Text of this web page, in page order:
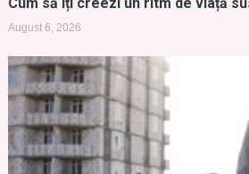
August 6, 2026